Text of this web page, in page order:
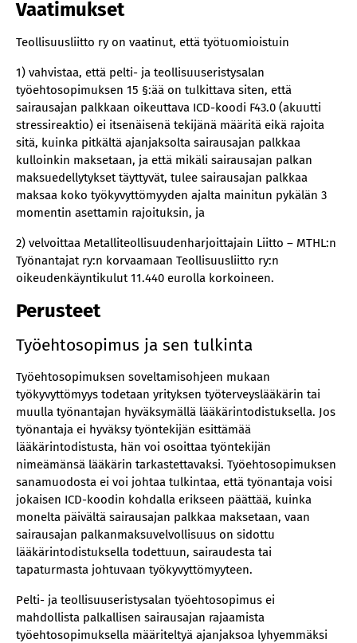
Vaatimukset
Teollisuusliitto ry on vaatinut, että työtuomioistuin
1) vahvistaa, että pelti- ja teollisuuseristysalan
työehtosopimuksen 15 §:ää on tulkittava siten, että
sairausajan palkkaan oikeuttava ICD-koodi F43.0 (akuutti
stressireaktio) ei itsenäisenä tekijänä määritä eikä rajoita
sitä, kuinka pitkältä ajanjaksolta sairausajan palkkaa
kulloinkin maksetaan, ja että mikäli sairausajan palkan
maksuedellytykset täyttyvät, tulee sairausajan palkkaa
maksaa koko työkyvyttömyyden ajalta mainitun pykälän 3
momentin asettamin rajoituksin, ja
2) velvoittaa Metalliteollisuudenharjoittajain Liitto – MTHL:n
Työnantajat ry:n korvaamaan Teollisuusliitto ry:n
oikeudenkäyntikulut 11.440 eurolla korkoineen.
Perusteet
Työehtosopimus ja sen tulkinta
Työehtosopimuksen soveltamisohjeen mukaan
työkyvyttömyys todetaan yrityksen työterveyslääkärin tai
muulla työnantajan hyväksymällä lääkärintodistuksella. Jos
työnantaja ei hyväksy työntekijän esittämää
lääkärintodistusta, hän voi osoittaa työntekijän
nimeämänsä lääkärin tarkastettavaksi. Työehtosopimuksen
sanamuodosta ei voi johtaa tulkintaa, että työnantaja voisi
jokaisen ICD-koodin kohdalla erikseen päättää, kuinka
monelta päivältä sairausajan palkkaa maksetaan, vaan
sairausajan palkanmaksuvelvollisuus on sidottu
lääkärintodistuksella todettuun, sairaudesta tai
tapaturmasta johtuvaan työkyvyttömyyteen.
Pelti- ja teollisuuseristysalan työehtosopimus ei
mahdollista palkallisen sairausajan rajaamista
työehtosopimuksella määriteltyä ajanjaksoa lyhyemmäksi